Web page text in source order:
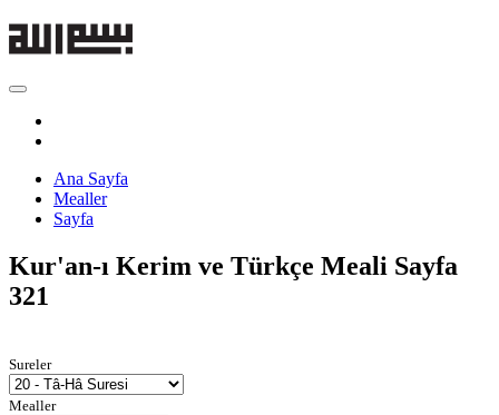
Ana Sayfa
Mealler
Sayfa
Kur'an-ı Kerim ve Türkçe Meali Sayfa
321
Sureler
Mealler